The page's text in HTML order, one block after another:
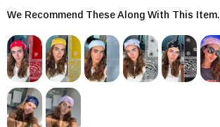
We Recommend These Along With This Item.